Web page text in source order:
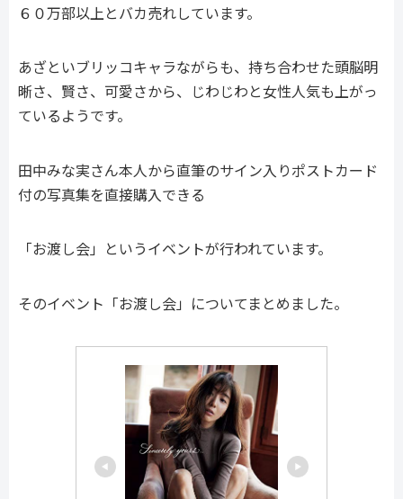
６０万部以上とバカ売れしています。
あざといブリッコキャラながらも、持ち合わせた頭脳明
晰さ、賢さ、可愛さから、じわじわと女性人気も上がっ
ているようです。
田中みな実さん本人から直筆のサイン入りポストカード
付の写真集を直接購入できる
「お渡し会」というイベントが行われています。
そのイベント「お渡し会」についてまとめました。